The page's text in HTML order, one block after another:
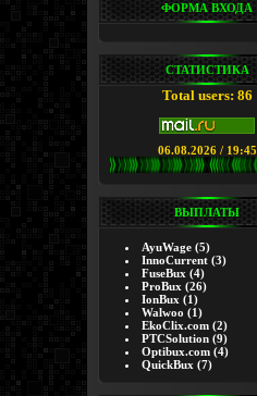
ФОРМА ВХОДА
СТАТИСТИКА
Total users: 86
06.08.2026 / 19:45
ВЫПЛАТЫ
AyuWage (5)
InnoCurrent (3)
FuseBux (4)
ProBux (26)
IonBux (1)
Walwoo (1)
EkoClix.com (2)
PTCSolution (9)
Optibux.com (4)
QuickBux (7)